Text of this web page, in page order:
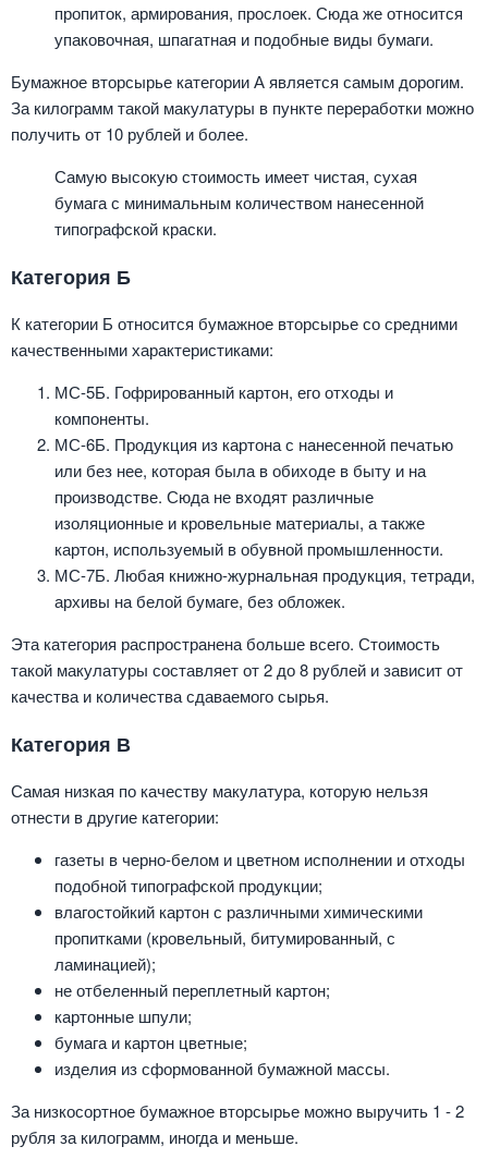
пропиток, армирования, прослоек. Сюда же относится
упаковочная, шпагатная и подобные виды бумаги.
Бумажное вторсырье категории А является самым дорогим.
За килограмм такой макулатуры в пункте переработки можно
получить от 10 рублей и более.
Самую высокую стоимость имеет чистая, сухая
бумага с минимальным количеством нанесенной
типографской краски.
Категория Б
К категории Б относится бумажное вторсырье со средними
качественными характеристиками:
МС-5Б. Гофрированный картон, его отходы и
компоненты.
МС-6Б. Продукция из картона с нанесенной печатью
или без нее, которая была в обиходе в быту и на
производстве. Сюда не входят различные
изоляционные и кровельные материалы, а также
картон, используемый в обувной промышленности.
МС-7Б. Любая книжно-журнальная продукция, тетради,
архивы на белой бумаге, без обложек.
Эта категория распространена больше всего. Стоимость
такой макулатуры составляет от 2 до 8 рублей и зависит от
качества и количества сдаваемого сырья.
Категория В
Самая низкая по качеству макулатура, которую нельзя
отнести в другие категории:
газеты в черно-белом и цветном исполнении и отходы
подобной типографской продукции;
влагостойкий картон с различными химическими
пропитками (кровельный, битумированный, с
ламинацией);
не отбеленный переплетный картон;
картонные шпули;
бумага и картон цветные;
изделия из сформованной бумажной массы.
За низкосортное бумажное вторсырье можно выручить 1 - 2
рубля за килограмм, иногда и меньше.